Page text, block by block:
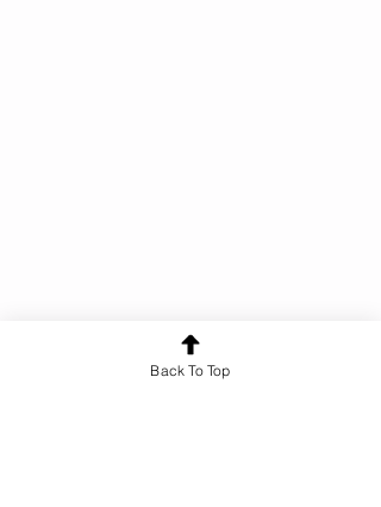
Back To Top